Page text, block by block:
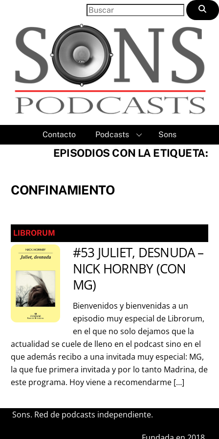
content
Contacto Podcasts Sons
EPISODIOS CON LA ETIQUETA:
CONFINAMIENTO
LIBRORUM
#53 JULIET, DESNUDA –
NICK HORNBY (CON
MG)
Bienvenidos y bienvenidas a un
episodio muy especial de Librorum,
en el que no solo dejamos que la
actualidad se cuele de lleno en el podcast sino en el
que además recibo a una invitada muy especial: MG,
la que fue primera invitada y por lo tanto Madrina, de
este programa. Hoy viene a recomendarme […]
Sons. Red de podcasts independiente.